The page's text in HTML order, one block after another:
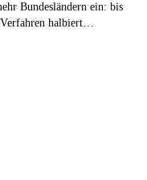
Bundesländern ein: bis
halbiert